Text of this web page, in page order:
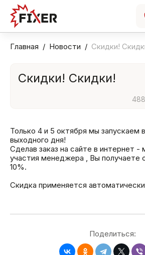
Главная Новости Скидки!
Скидки! Скидки!
488
Только 4 и 5 октября мы запускаем
выходного дня!
Сделав заказ на сайте в интернет -
участия менеджера , Вы получаете
10%.
Скидка применяется
Поделиться: